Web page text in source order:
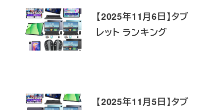
【2025年11月6日】タブ
レット ランキング
【2025年11月5日】タブ